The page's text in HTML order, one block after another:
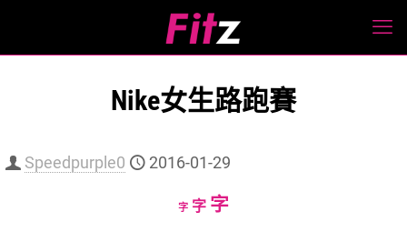
Nike女生路跑賽
Speedpurple0 2016-01-29
字Decrease
字Reset
字Increase